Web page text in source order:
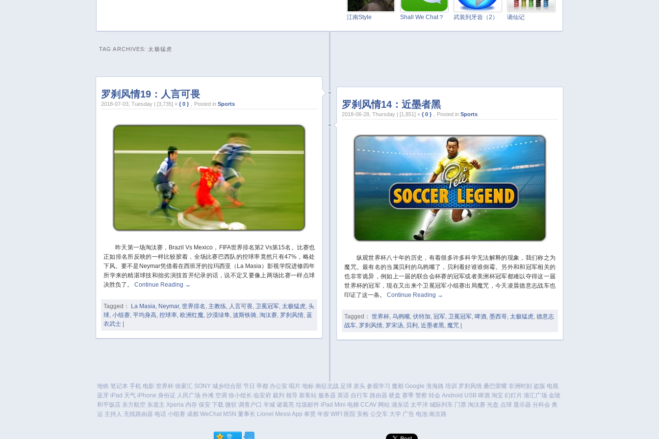
江南Style Shall We Chat？ 武装到牙齿（2） 谪仙记
TAG ARCHIVES:太极猛虎
罗刹风情19：人言可畏
2018-07-03, Tuesday | [3,735] × { 0 } ，Posted in Sports
昨天第一场淘汰赛，Brazil Vs Mexico，FIFA世界排名第2 Vs第15名。比赛也
正如排名所反映的一样比较胶着，全场比赛巴西队的控球率竟然只有47%，略处
下风。要不是Neymar凭借着在西班牙的拉玛西亚（La Masia）影视学院进修四年
所学来的精湛球技和拙劣演技首开纪录的话，说不定又要像上两场比赛一样点球
决胜负了。
Continue Reading →
Tagged： La Masia Neymar, 世界排名 主教练 人言可畏 卫冕冠军 太极猛虎 头
球 小组赛 平均身高 控球率 欧洲红魔 沙漠绿隼 波斯铁骑 淘汰赛 罗刹风情 蓝
衣武士 |
罗刹风情14：近墨者黑
2018-06-28, Thursday | [1,851] × { 0 } ，Posted in Sports
纵观世界杯八十年的历史，有着很多许多科学无法解释的现象，我们称之为
魔咒。最有名的当属贝利的乌鸦嘴了，贝利看好谁谁倒霉。另外和和冠军相关的
也非常诡异，例如上一届的联合会杯赛的冠军或者美洲杯冠军都难以夺得这一届
世界杯的冠军，现在又出来个卫冕冠军小组赛出局魔咒，今天凌晨德意志战车也
印证了这一条。
Continue Reading →
Tagged： 世界杯 乌鸦嘴 伏特加 冠军 卫冕冠军 啤酒 墨西哥 太极猛虎 德意志
战车 罗刹风情 罗宋汤 贝利 近墨者黑 魔咒 |
地铁 笔记本 手机 电影 世界杯 徐家汇 SONY 城乡结合部 节日 帝都 办公室 唱片 地标 南征北战 足球 差头 参观学习 魔都 Google 淮海路 培训 罗刹风情 桑巴荣耀 非洲时刻 盗版 电视
蓝牙 iPad 天气 iPhone 身份证 人民广场 外滩 空调 徐小组长 临安府 裁判 领导 新客站 服务器 英语 自行车 路由器 硬盘 赛季 警察 转会 Android USB 啤酒 淘宝 幻灯片 港汇广场 金陵
和平饭店 东方航空 东道主 Xperia 内存 保安 下载 微软 调查户口 羊城 诸葛亮 垃圾邮件 iPad Mini 电梯 CCAV 网站 浦东话 太平洋 城际列车 门票 淘汰赛 光盘 点球 显示器 分科会 奥
运 主持人 无线路由器 电话 小组赛 成都 WeChat MSN 董事长 Lionel Messi App 奉贤 年假 WIFI 医院 安检 公交车 大学 广告 电池 南京路